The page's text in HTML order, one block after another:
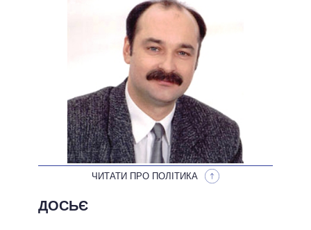
НЕВИКОНАНІ ОБІЦЯНКИ
ОБІЦЯНКИ У ПРОЦЕСІ
ВСІ ОБІЦЯНКИ
АРХІВНІ ОБІЦЯНКИ
ЧИТАТИ ПРО ПОЛІТИКА
ДОСЬЄ